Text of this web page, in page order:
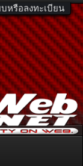
บหรือลงทะเบียน
ร. 081-811-1138